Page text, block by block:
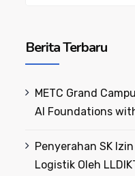
Berita Terbaru
METC Grand
AI Foundations
Penyerahan SK
Logistik Oleh